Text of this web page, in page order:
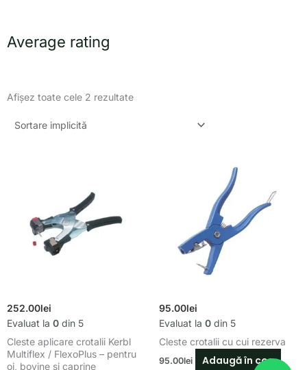
Average rating
Afișez toate cele 2 rezultate
252.00lei
Evaluat la 0 din 5
Cleste aplicare crotalii Kerbl
Multiflex / FlexoPlus – pentru
oi, bovine si caprine
95.00lei
Evaluat la 0din 5
Cleste crotalii cu cui rezerva
95.00lei Adaugă în coș